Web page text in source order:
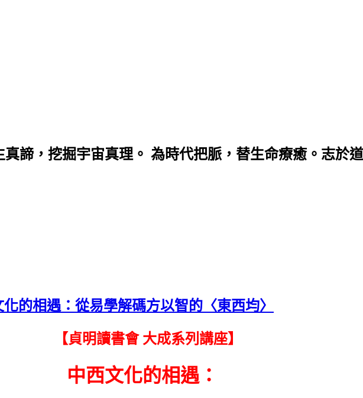
諦，挖掘宇宙真理。 為時代把脈，替生命療癒。志於
的相遇：從易學解碼方以智的〈東西均〉
【貞明讀書會 大成系列講座】
中西文化的相遇：